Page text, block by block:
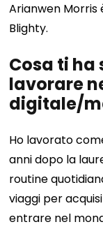
Arianwen
Blighty.
Cosa ti ha
lavorare
digitale/
Ho lavorato
anni dopo la
routine
viaggi per
entrare nel